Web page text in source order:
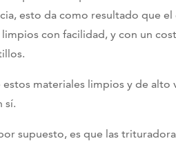
esto da como resultado que
con facilidad, y con un
materiales limpios y de alto
sí.
supuesto, es que las